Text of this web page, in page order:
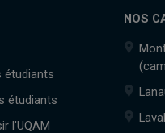
étudiants
étudiants
l'UQAM
NOS
Laval